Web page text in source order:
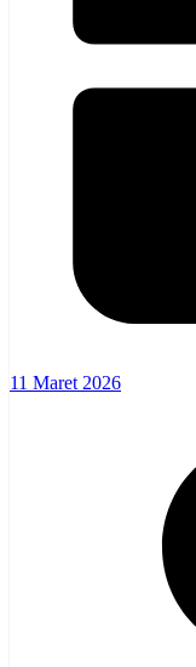
11 Maret 2026